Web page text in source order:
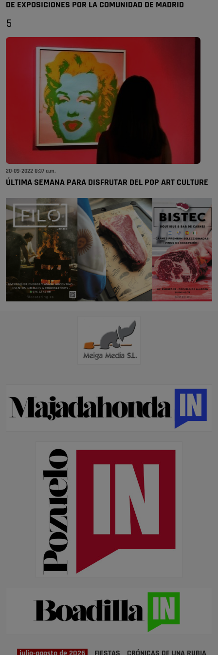
DE EXPOSICIONES POR LA COMUNIDAD DE MADRID
5
20-09-2022 8:37 a.m.
ÚLTIMA SEMANA PARA DISFRUTAR DEL POP ART CULTURE